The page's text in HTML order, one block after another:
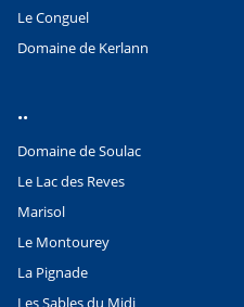
Le Conguel
Domaine de Kerlann
..
Domaine de Soulac
Le Lac des Reves
Marisol
Le Montourey
La Pignade
Les Sables du Midi